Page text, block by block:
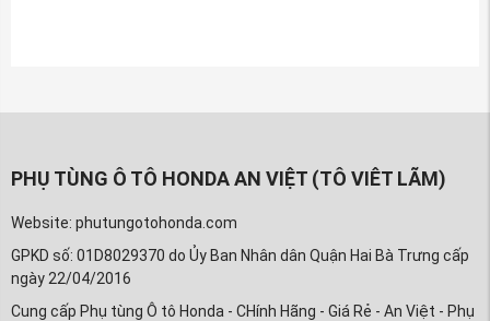
PHỤ TÙNG Ô TÔ HONDA AN VIỆT (TÔ VIÊT LÃM)
Website: phutungotohonda.com
GPKD số: 01D8029370 do Ủy Ban Nhân dân Quận Hai Bà Trưng cấp
ngày 22/04/2016
Cung cấp Phụ tùng Ô tô Honda - CHính Hãng - Giá Rẻ - An Việt - Phụ